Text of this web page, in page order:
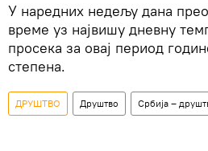
У наредних недељу дана
време уз највишу дневну
просека за овај период
степена.
ДРУШТВО Друштво Србија –